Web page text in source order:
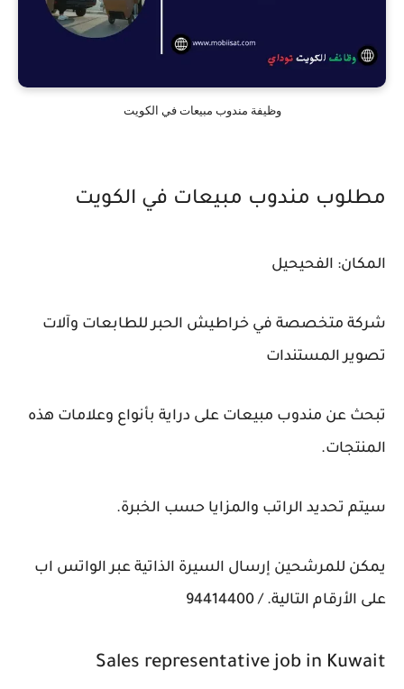
وظيفة مندوب مبيعات في الكويت
مطلوب مندوب مبيعات في الكويت
المكان: الفحيحيل
شركة متخصصة في خراطيش الحبر للطابعات وآلات
تصوير المستندات
تبحث عن مندوب مبيعات على دراية بأنواع وعلامات هذه
المنتجات.
سيتم تحديد الراتب والمزايا حسب الخبرة.
يمكن للمرشحين إرسال السيرة الذاتية عبر الواتس اب
على الأرقام التالية. / 94414400
Sales representative job in Kuwait